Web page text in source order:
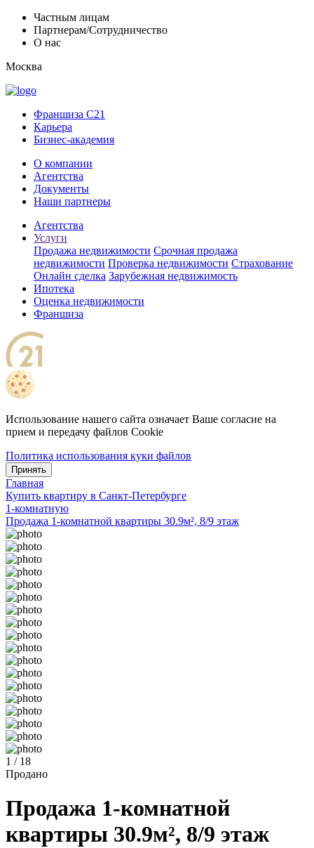
Частным лицам
Партнерам/Сотрудничество
О нас
Москва
Франшиза C21
Карьера
Бизнес-академия
О компании
Агентства
Документы
Наши партнеры
Агентства
Услуги
Продажа недвижимости Срочная продажа
недвижимости Проверка недвижимости Страхование
Онлайн сделка Зарубежная недвижимость
Ипотека
Оценка недвижимости
Франшиза
Использование нашего сайта означает Ваше согласие на
прием и передачу файлов Cookie
Политика использования куки файлов
Принять
Главная
Купить квартиру в Санкт-Петербурге
1-комнатную
Продажа 1-комнатной квартиры 30.9м², 8/9 этаж
1 / 18
Продано
Продажа 1-комнатной
квартиры 30.9м², 8/9 этаж